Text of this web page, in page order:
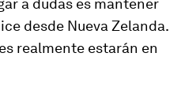
a dudas es mantener
desde Nueva Zelanda.
realmente estarán en